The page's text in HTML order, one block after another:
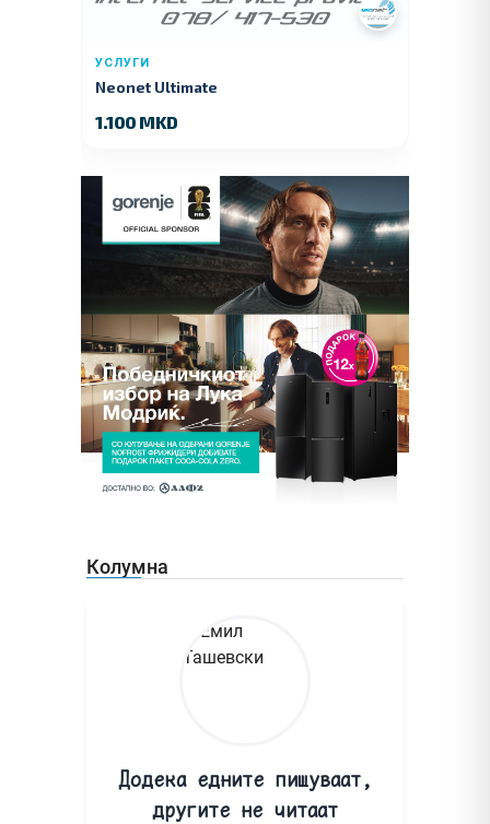
УСЛУГИ
Neonet Ultimate
1.100 MKD
Колумна
Додека едните пишуваат,
другите не читаат